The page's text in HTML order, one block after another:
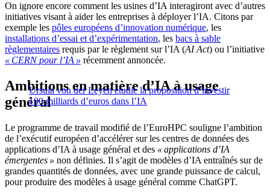
On ignore encore comment les usines d’IA interagiront avec d’autres
initiatives visant à aider les entreprises à déployer l’IA. Citons par
exemple les pôles européens d’innovation numérique, les
installations d’essai et d’expérimentation, les bacs à sable
règlementaires requis par le règlement sur l’IA (AI Act) ou l’initiative
« CERN pour l’IA » récemment annoncée.
Ursula von der Leyen étudie la proposition d’investir
100 milliards d’euros dans l’IA
Ambitions en matière d’IA à usage
général
Le programme de travail modifié de l’EuroHPC souligne l’ambition
de l’exécutif européen d’accélérer sur les centres de données des
applications d’IA à usage général et des « applications d’IA
émergentes » non définies. Il s’agit de modèles d’IA entraînés sur de
grandes quantités de données, avec une grande puissance de calcul,
pour produire des modèles à usage général comme ChatGPT.